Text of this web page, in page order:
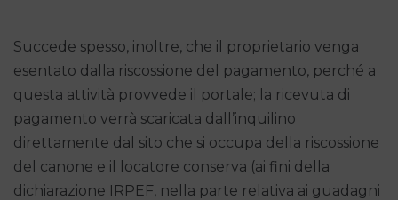
Succede spesso, inoltre, che il proprietario venga
esentato dalla riscossione del pagamento, perché a
questa attività provvede il portale; la ricevuta di
pagamento verrà scaricata dall’inquilino
direttamente dal sito che si occupa della riscossione
del canone e il locatore conserva (ai fini della
dichiarazione IRPEF, nella parte relativa ai guadagni